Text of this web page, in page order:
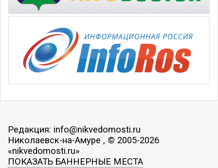
Редакция: info@nikvedomosti.ru
Николаевск-на-Амуре , © 2005-2026
«nikvedomosti.ru»
ПОКАЗАТЬ БАННЕРНЫЕ МЕСТА